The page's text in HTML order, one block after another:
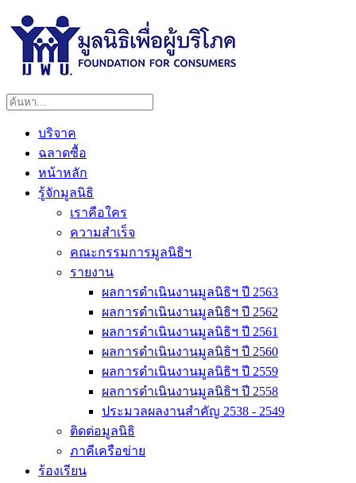
บริจาค
ฉลาดซื้อ
หน้าหลัก
รู้จักมูลนิธิ
เราคือใคร
ความสำเร็จ
คณะกรรมการมูลนิธิฯ
รายงาน
ผลการดำเนินงานมูลนิธิฯ ปี 2563
ผลการดำเนินงานมูลนิธิฯ ปี 2562
ผลการดำเนินงานมูลนิธิฯ ปี 2561
ผลการดำเนินงานมูลนิธิฯ ปี 2560
ผลการดำเนินงานมูลนิธิฯ ปี 2559
ผลการดำเนินงานมูลนิธิฯ ปี 2558
ประมวลผลงานสำคัญ 2538 - 2549
ติดต่อมูลนิธิ
ภาคีเครือข่าย
ร้องเรียน